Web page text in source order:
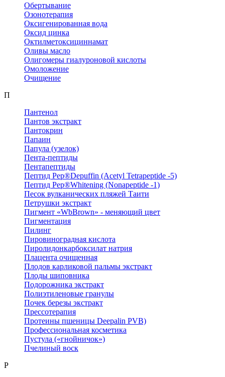
Обертывание
Озонотерапия
Оксигенированная вода
Оксид цинка
Октилметоксициннамат
Оливы масло
Олигомеры гиалуроновой кислоты
Омоложение
Очищение
П
Пантенол
Пантов экстракт
Пантокрин
Папаин
Папула (узелок)
Пента-пептиды
Пентапептиды
Пептид Pep®Depuffin (Acetyl Tetrapeptide -5)
Пептид Pep®Whitening (Nonapeptide -1)
Песок вулканических пляжей Таити
Петрушки экстракт
Пигмент «WbBrown» - меняющий цвет
Пигментация
Пилинг
Пировиноградная кислота
Пиролидонкарбоксилат натрия
Плацента очищенная
Плодов карликовой пальмы экстракт
Плоды шиповника
Подорожника экстракт
Полиэтиленовые гранулы
Почек березы экстракт
Прессотерапия
Протеины пшеницы Deepalin PVB)
Профессиональная косметика
Пустула («гнойничок»)
Пчелиный воск
Р